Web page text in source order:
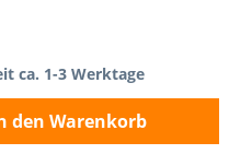
ca. 1-3 Werktage
den Warenkorb